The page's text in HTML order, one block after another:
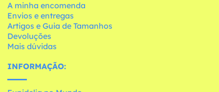
A minha encomenda
Envios e entregas
Artigos e Guia de Tamanhos
Devoluções
Mais dúvidas
INFORMAÇÃO: